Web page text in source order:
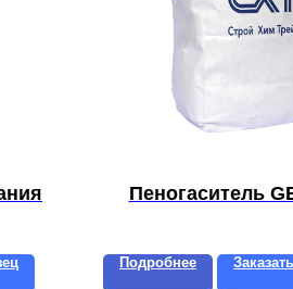
Пеногаситель
Подробнее